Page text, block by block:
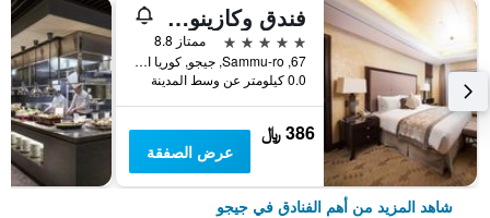
فندق وكازينو جيجو صن
5 نجوم
ممتاز 8.8
67, Sammu-ro, جيجو, كوريا الجنوبية
0.0 كيلومتر عن وسط المدينة
386 ﷼
عرض الصفقة
شاهد المزيد من أهم الفنادق في جيجو